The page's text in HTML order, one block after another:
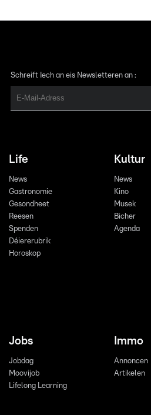
Schreift Iech an eis Newsletteren an :
Life
News
Gastronomie
Gesondheet
Reesen
Spenden
Déiererubrik
Horoskop
Kultur
News
Kino
Musek
Bicher
Agenda
Jobs
Jobdag
Moovijob
Lifelong Learning
Immo
Annoncen
Artikelen